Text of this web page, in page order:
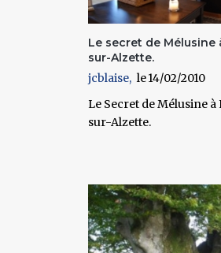
Le secret de Mélusine
sur-Alzette.
jcblaise
14/02/2010
Le Secret de Mélusine à
sur-Alzette.